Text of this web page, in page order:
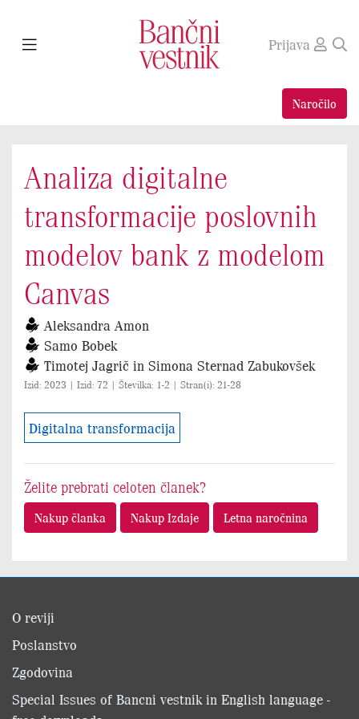
Prijava
Naročilo
Analiza digitalne
transformacije poslovnih
modelov bank z modelom
Canvas
Aleksandra Amon
Samo Bobek
Timotej Jagrič in Simona Sternad Zabukovšek
Izid: 2023 | Izid: 72 | Številka: 1-2 | Stran(i): 21-28
Digitalna transformacija
Želite prebrati celoten članek?
Nakup članka Nakup Izdaje Letna naročnina
O reviji
Poslanstvo
Zgodovina
Special Issues of Bancni vestnik in English language -